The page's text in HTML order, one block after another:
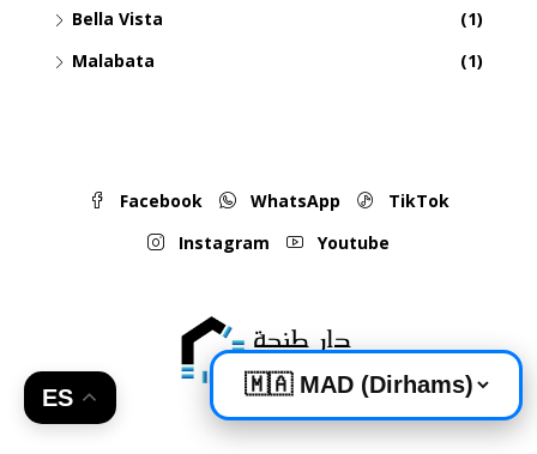
Bella Vista
(1)
Malabata
(1)
Facebook WhatsApp
TikTok
Instagram
Youtube
ES